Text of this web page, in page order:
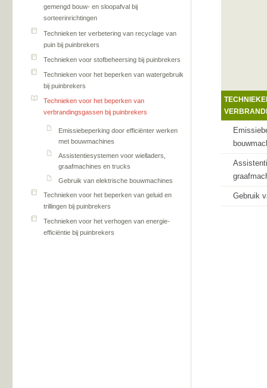
gemengd bouw- en sloopafval bij
sorteerinrichtingen
Technieken ter verbetering van recyclage van
puin bij puinbrekers
Technieken voor stofbeheersing bij puinbrekers
Technieken voor het beperken van watergebruik
bij puinbrekers
Technieken voor het beperken van
verbrandingsgassen bij puinbrekers
Emissiebeperking door efficiënter werken
met bouwmachines
Assistentiesystemen voor wielladers,
graafmachines en trucks
Gebruik van elektrische bouwmachines
Technieken voor het beperken van geluid en
trillingen bij puinbrekers
Technieken voor het verhogen van energie-
efficiëntie bij puinbrekers
Gebruik